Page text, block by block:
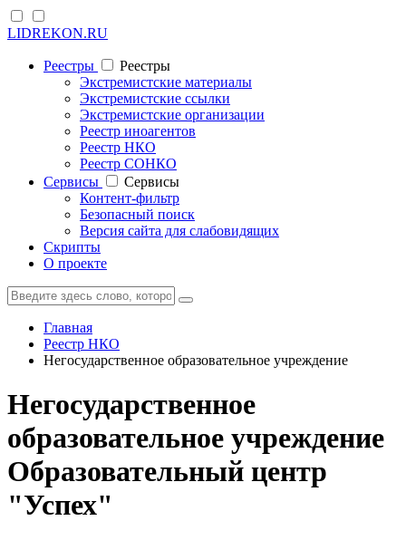
LIDREKON.RU
Реестры
Реестры
Экстремистские материалы
Экстремистские ссылки
Экстремистские организации
Реестр иноагентов
Реестр НКО
Реестр СОНКО
Cервисы
Cервисы
Контент-фильтр
Безопасный поиск
Версия сайта для слабовидящих
Скрипты
О проекте
Главная
Реестр НКО
Негосударственное образовательное учреждение
Негосударственное
образовательное учреждение
Образовательный центр
"Успех"